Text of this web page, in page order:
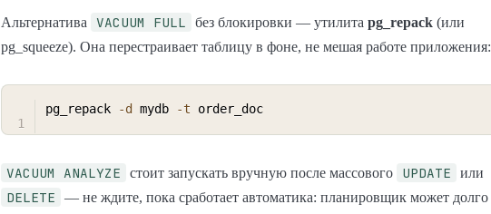
Альтернатива VACUUM FULL без блокировки — утилита pg_repack (или
pg_squeeze). Она перестраивает таблицу в фоне, не мешая работе приложения:
pg_repack -d mydb -t
VACUUM ANALYZE стоит запускать вручную после массового UPDATE или
DELETE
— не ждите, пока сработает автоматика: планировщик может долго